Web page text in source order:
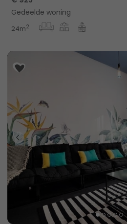
Gedeelde woning
24m2